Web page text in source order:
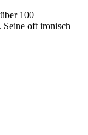
100
Seine oft ironisch